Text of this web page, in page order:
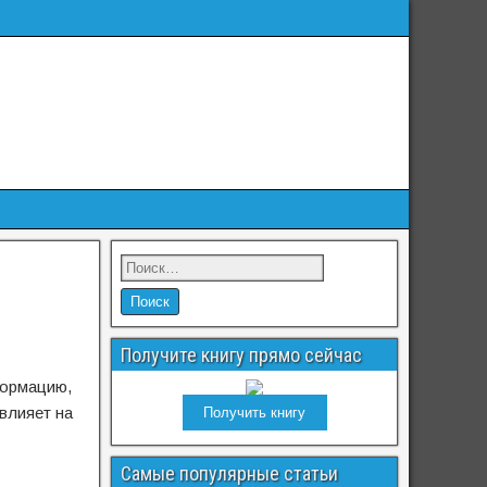
на
Получите книгу прямо сейчас
Получить книгу
Самые популярные статьи